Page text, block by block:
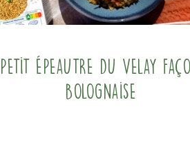
Petit Épeautre du Velay
bolognaise